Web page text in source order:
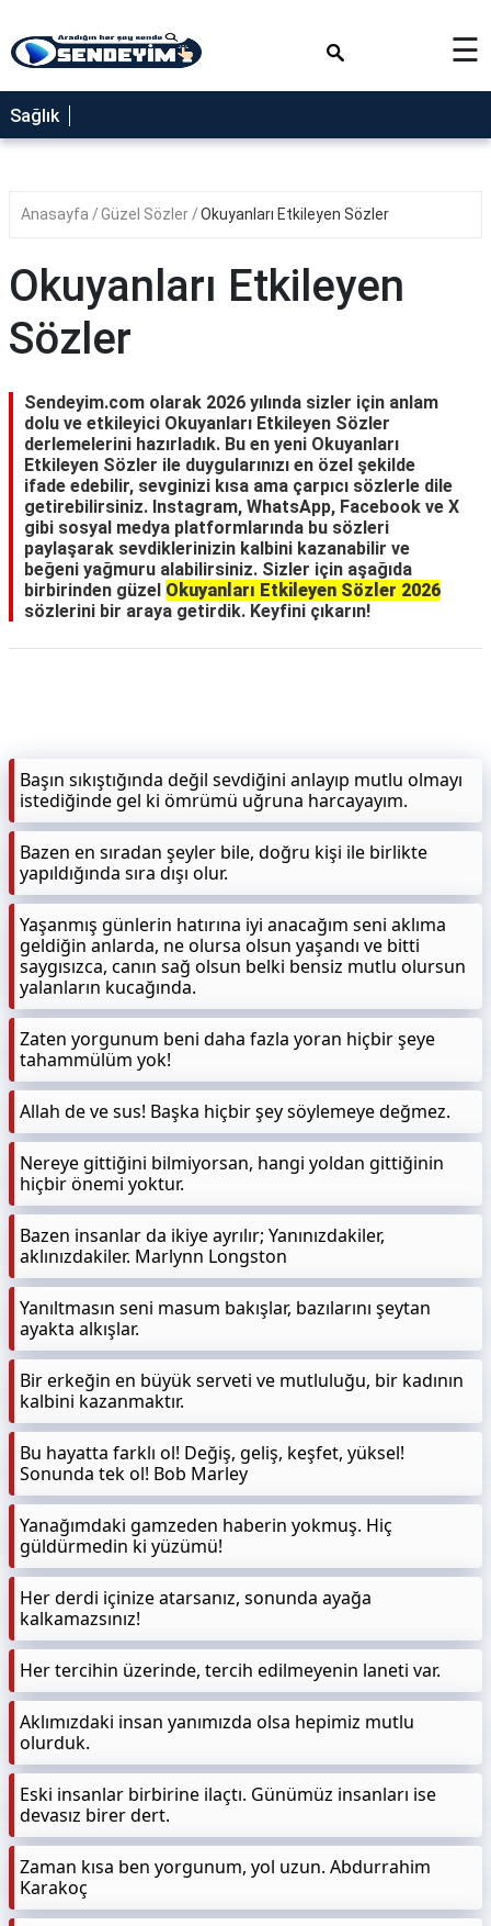
SAĞLIK
NEDİR
YEMEK
RÜYA
TABİRLERİ
GEZİLECEK
BLOG
☰
Sağlık
Anasayfa Güzel Sözler Okuyanları Etkileyen Sözler
Okuyanları Etkileyen
Sözler
Sendeyim.com olarak 2026 yılında sizler için anlam
dolu ve etkileyici Okuyanları Etkileyen Sözler
derlemelerini hazırladık. Bu en yeni Okuyanları
Etkileyen Sözler ile duygularınızı en özel şekilde
ifade edebilir, sevginizi kısa ama çarpıcı sözlerle dile
getirebilirsiniz. Instagram, WhatsApp, Facebook ve X
gibi sosyal medya platformlarında bu sözleri
paylaşarak sevdiklerinizin kalbini kazanabilir ve
beğeni yağmuru alabilirsiniz. Sizler için aşağıda
birbirinden güzel Okuyanları Etkileyen Sözler 2026
sözlerini bir araya getirdik. Keyfini çıkarın!
Başın sıkıştığında değil sevdiğini anlayıp mutlu olmayı
istediğinde gel ki ömrümü uğruna harcayayım.
Bazen en sıradan şeyler bile, doğru kişi ile birlikte
yapıldığında sıra dışı olur.
Yaşanmış günlerin hatırına iyi anacağım seni aklıma
geldiğin anlarda, ne olursa olsun yaşandı ve bitti
saygısızca, canın sağ olsun belki bensiz mutlu olursun
yalanların kucağında.
Zaten yorgunum beni daha fazla yoran hiçbir şeye
tahammülüm yok!
Allah de ve sus! Başka hiçbir şey söylemeye değmez.
Nereye gittiğini bilmiyorsan, hangi yoldan gittiğinin
hiçbir önemi yoktur.
Bazen insanlar da ikiye ayrılır; Yanınızdakiler,
aklınızdakiler. Marlynn Longston
Yanıltmasın seni masum bakışlar, bazılarını şeytan
ayakta alkışlar.
Bir erkeğin en büyük serveti ve mutluluğu, bir kadının
kalbini kazanmaktır.
Bu hayatta farklı ol! Değiş, geliş, keşfet, yüksel!
Sonunda tek ol! Bob Marley
Yanağımdaki gamzeden haberin yokmuş. Hiç
güldürmedin ki yüzümü!
Her derdi içinize atarsanız, sonunda ayağa
kalkamazsınız!
Her tercihin üzerinde, tercih edilmeyenin laneti var.
Aklımızdaki insan yanımızda olsa hepimiz mutlu
olurduk.
Eski insanlar birbirine ilaçtı. Günümüz insanları ise
devasız birer dert.
Zaman kısa ben yorgunum, yol uzun. Abdurrahim
Karakoç